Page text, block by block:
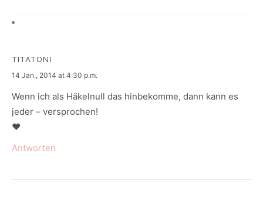
TITATONI
says:
14 Jan., 2014 at 4:30 p.m.
Wenn ich als Häkelnull das hinbekomme, dann kann es
jeder – versprochen!
♥
Antworten